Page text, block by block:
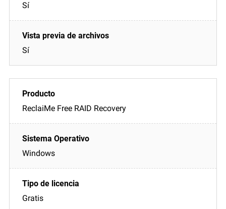
Sí
Sí
ReclaiMe Free RAID Recovery
Windows
Gratis